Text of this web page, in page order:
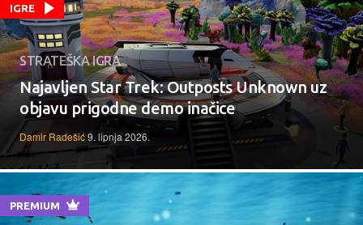
IGRE
STRATEŠKA IGRA
Najavljen Star Trek: Outposts Unknown uz
objavu prigodne demo inačice
Damir Radešić9. lipnja 2026.
PREMIUM